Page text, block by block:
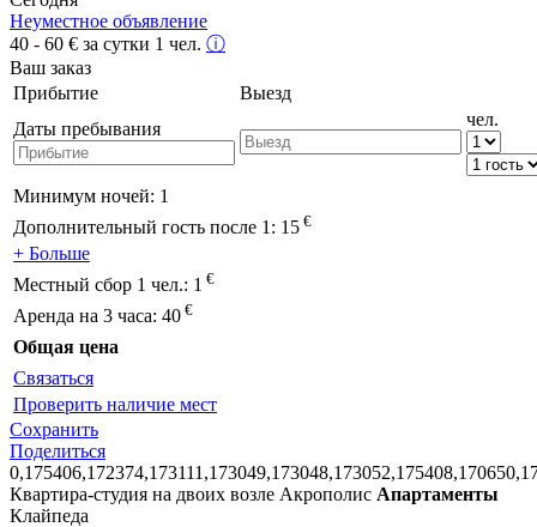
Неуместное объявление
40 - 60 € за сутки 1 чел. ⓘ
Ваш заказ
Прибытие
Выезд
Даты пребывания
чел.
Минимум ночей: 1
Дополнительный гость после 1: 15 €
+ Больше
Местный сбор 1 чел.: 1 €
Аренда на 3 часа: 40 €
Общая цена
Связаться
Проверить наличие мест
Сохранить
Поделиться
Квартира-студия на двоих возле Акрополис Апартаменты
Клайпеда